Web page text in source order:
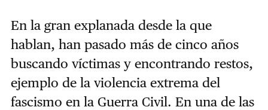
En la gran explanada desde la que
hablan, han pasado más de cinco años
buscando víctimas y encontrando restos,
ejemplo de la violencia extrema del
fascismo en la Guerra Civil. En una de las